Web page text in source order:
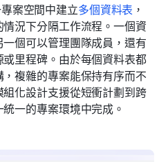
案空間中建立多個資料表 ，
況下分隔工作流程。一個資
個可以管理團隊成員，還有
里程碑。由於每個資料表都
複雜的專案能保持有序而不
化設計支援從短衝計劃到跨
一的專案環境中完成。